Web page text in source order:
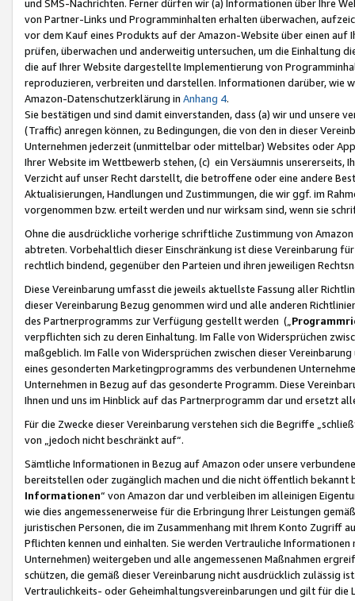
und SMS-Nachrichten. Ferner dürfen wir (a) Informationen über Ihre
von Partner-Links und Programminhalten erhalten überwachen,
vor dem Kauf eines Produkts auf der Amazon-Website über einen
prüfen, überwachen und anderweitig untersuchen, um die Einhaltung
die auf Ihrer Website dargestellte Implementierung von
reproduzieren, verbreiten und darstellen. Informationen darüber, wie
Amazon-Datenschutzerklärung in Anhang 4.
Sie bestätigen und sind damit einverstanden, dass (a) wir und
(Traffic) anregen können, zu Bedingungen, die von den in dieser
Unternehmen jederzeit (unmittelbar oder mittelbar) Websites oder
Ihrer Website im Wettbewerb stehen, (c) ein Versäumnis unsererseits,
Verzicht auf unser Recht darstellt, die betroffene oder eine andere
Aktualisierungen, Handlungen und Zustimmungen, die wir ggf. im
vorgenommen bzw. erteilt werden und nur wirksam sind, wenn sie
Ohne die ausdrückliche vorherige schriftliche Zustimmung von
abtreten. Vorbehaltlich dieser Einschränkung ist diese Vereinbarung
rechtlich bindend, gegenüber den Parteien und ihren jeweiligen
Diese Vereinbarung umfasst die jeweils aktuellste Fassung aller
dieser Vereinbarung Bezug genommen wird und alle anderen
des Partnerprogramms zur Verfügung gestellt werden („
verpflichten sich zu deren Einhaltung. Im Falle von Widersprüchen
maßgeblich. Im Falle von Widersprüchen zwischen dieser
eines gesonderten Marketingprogramms des verbundenen
Unternehmen in Bezug auf das gesonderte Programm. Diese
Ihnen und uns im Hinblick auf das Partnerprogramm dar und ersetzt
Für die Zwecke dieser Vereinbarung verstehen sich die Begriffe
von „jedoch nicht beschränkt auf“.
Sämtliche Informationen in Bezug auf Amazon oder unsere
bereitstellen oder zugänglich machen und die nicht öffentlich
Informationen“ von Amazon dar und verbleiben im alleinigen
wie dies angemessenerweise für die Erbringung Ihrer Leistungen
juristischen Personen, die im Zusammenhang mit Ihrem Konto
Pflichten kennen und einhalten. Sie werden Vertrauliche
Unternehmen) weitergeben und alle angemessenen Maßnahmen
schützen, die gemäß dieser Vereinbarung nicht ausdrücklich zulässig
Vertraulichkeits- oder Geheimhaltungsvereinbarungen und gilt für die